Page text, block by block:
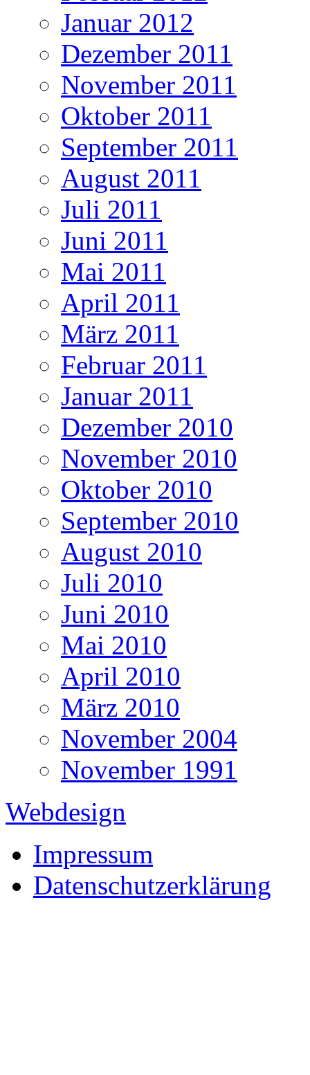
Januar 2012
Dezember 2011
November 2011
Oktober 2011
September 2011
August 2011
Juli 2011
Juni 2011
Mai 2011
April 2011
März 2011
Februar 2011
Januar 2011
Dezember 2010
November 2010
Oktober 2010
September 2010
August 2010
Juli 2010
Juni 2010
Mai 2010
April 2010
März 2010
November 2004
November 1991
Webdesign
Impressum
Datenschutzerklärung